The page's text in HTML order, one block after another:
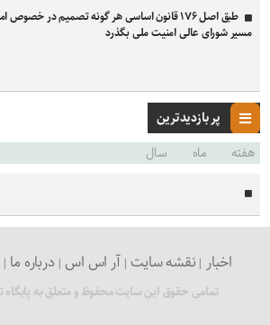
طبق اصل ۱۷۶ قانون اساسی هر گونه تصمیم در
مسیر شورای عالی امنیت ملی بگذرد
پر بازدیدترین
هفته
ماه سال
اخبار نقشه سایت آر اس اس درباره ما
تمامی حقوق این سایت محفوظ و متعلق به پایگاه